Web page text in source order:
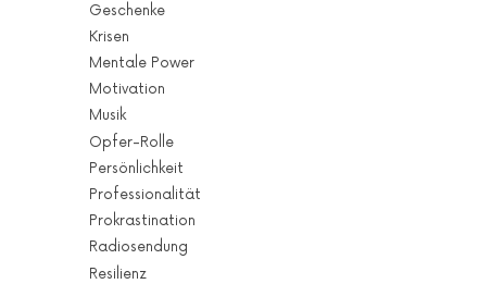
Geschenke
Krisen
Mentale Power
Motivation
Musik
Opfer-Rolle
Persönlichkeit
Professionalität
Prokrastination
Radiosendung
Resilienz